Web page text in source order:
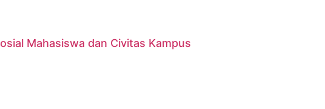
Mahasiswa dan Civitas Kampus